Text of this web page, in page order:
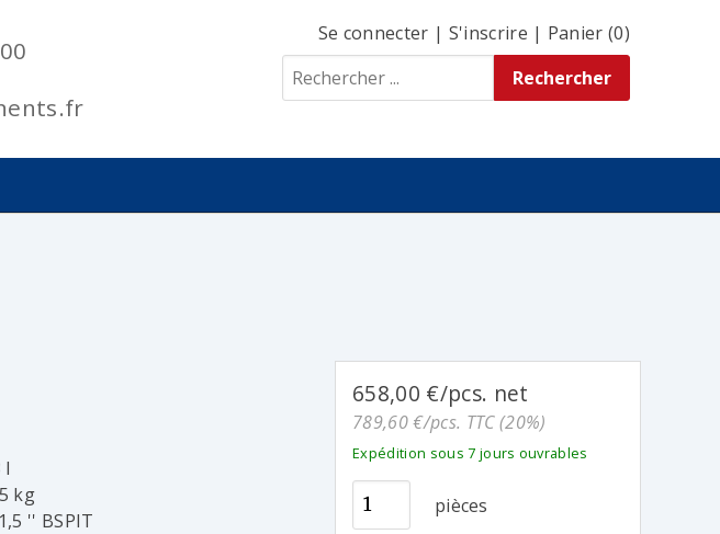
Se connecter | S'inscrire | Panier (0)
l
kg
'' BSPIT
658,00 €/pcs. net
789,60 €/pcs. TTC (20%)
Expédition sous 7 jours ouvrables
pièces